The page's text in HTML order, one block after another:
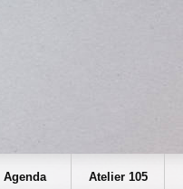
Agenda Atelier 105